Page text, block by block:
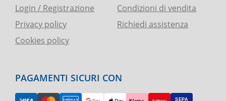
Login / Registrazione
Privacy policy
Cookies policy
Condizioni di vendita
Richiedi assistenza
PAGAMENTI SICURI CON